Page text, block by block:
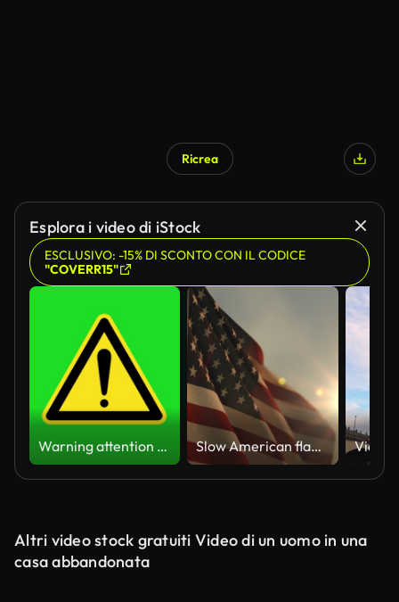
Ricrea
Esplora i video di iStock
ESCLUSIVO: -15% DI SCONTO CON IL CODICE
"COVERR15"
Warning attention yellow hazard message street sign 4k green screen caution animation Slow American flag at sunset during Memorial Day in the United States
Altri video stock gratuiti Video di un uomo in una
casa abbandonata